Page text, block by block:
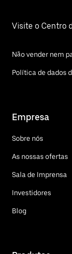
Visite o Centro
Não vender nem
Política de dados
Empresa
Sobre nós
As nossas ofertas
Sala de Imprensa
Investidores
Blog